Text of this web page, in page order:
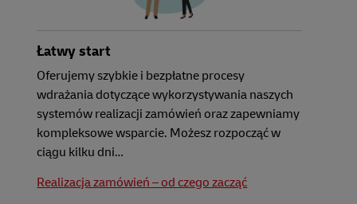
Łatwy start
Oferujemy szybkie i bezpłatne procesy
wdrażania dotyczące wykorzystywania naszych
systemów realizacji zamówień oraz zapewniamy
kompleksowe wsparcie. Możesz rozpocząć w
ciągu kilku dni…
Realizacja zamówień – od czego zacząć